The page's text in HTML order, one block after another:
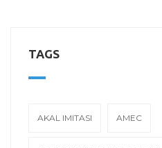
TAGS
AKAL IMITASI AMEC